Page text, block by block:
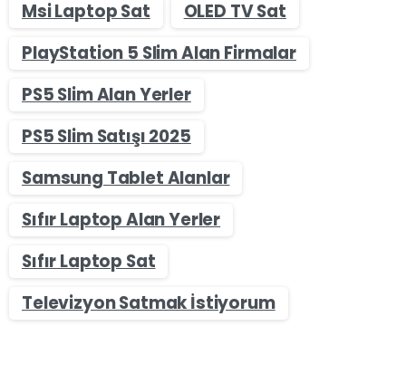
Msi Laptop Sat
OLED TV Sat
PlayStation 5 Slim Alan Firmalar
PS5 Slim Alan Yerler
PS5 Slim Satışı 2025
Samsung Tablet Alanlar
Sıfır Laptop Alan Yerler
Sıfır Laptop Sat
Televizyon Satmak İstiyorum